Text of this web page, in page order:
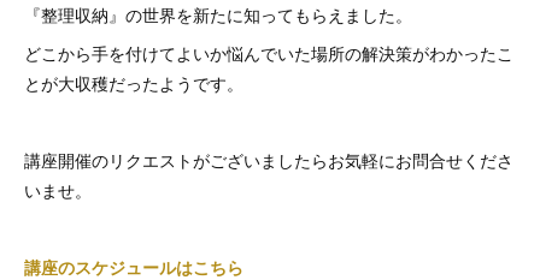
『整理収納』の世界を新たに知ってもらえました。
どこから手を付けてよいか悩んでいた場所の解決策がわかったこ
とが大収穫だったようです。
講座開催のリクエストがございましたらお気軽にお問合せくださ
いませ。
講座のスケジュールはこちら